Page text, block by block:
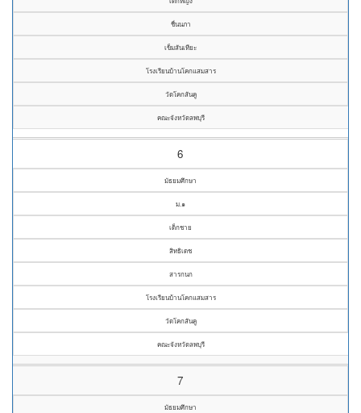
ชื่นนภา
เข็มสันเทียะ
โรงเรียนบ้านโคกแสมสาร
วัดโคกสันคู
คณะจังหวัดลพบุรี
6
มัธยมศึกษา
ม.๑
เด็กชาย
สิทธิเดช
สารกนก
โรงเรียนบ้านโคกแสมสาร
วัดโคกสันคู
คณะจังหวัดลพบุรี
7
มัธยมศึกษา